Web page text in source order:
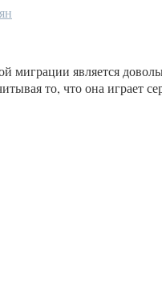
миграции является
то, что она играет